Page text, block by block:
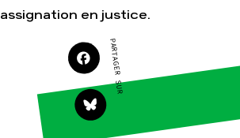
Agir au quotidien
campagnes
Transmettre tout
ou partie de son
patrimoine
Télécharger
gratuitement les
guides éco-citoyens
assignation en justice.
PARTAGER SUR